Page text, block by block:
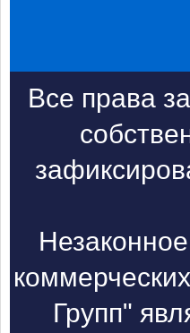
Все права
Групп"